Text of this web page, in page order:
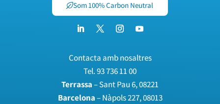
Som 100% Carbon Neutral
Contacta amb nosaltres
Tel.93 736 11 00
Terrassa– Sant Pau 6, 08221
Barcelona– Nàpols 227, 08013